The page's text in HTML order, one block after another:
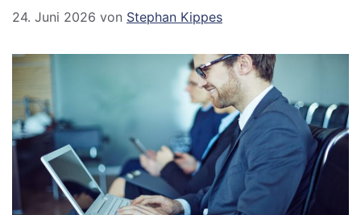
24. Juni 2026 von Stephan Kippes